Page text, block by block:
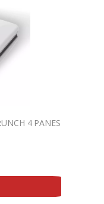
4 PANES